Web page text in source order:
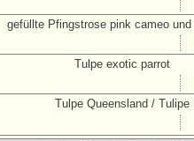
gefüllte Pfingstrose pink cameo
Tulpe exotic parrot
Tulpe Queensland / Tulipe